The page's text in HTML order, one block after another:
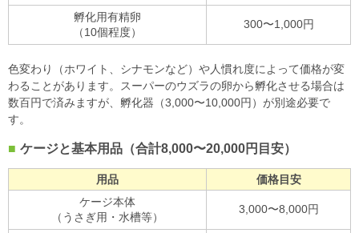
孵化用有精卵
（10個程度）
300〜1,000円
色変わり（ホワイト、シナモンなど）や人慣れ度によって価格が変
わることがあります。スーパーのウズラの卵から孵化させる場合は
数百円で済みますが、孵化器（3,000〜10,000円）が別途必要で
す。
ケージと基本用品（合計8,000〜20,000円目安）
用品
価格目安
ケージ本体
（うさぎ用・水槽等）
3,000〜8,000円